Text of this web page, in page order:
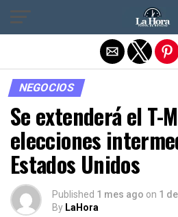
NEGOCIOS
Se extenderá el T-
elecciones
Estados Unidos
Published 1 mes ago on 1
By LaHora
Salir de la